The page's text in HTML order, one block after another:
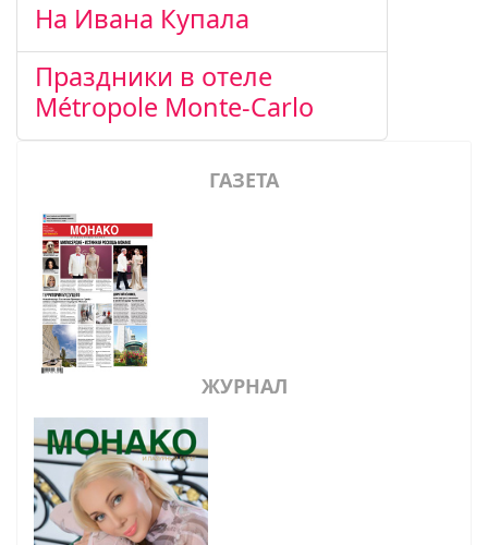
На Ивана Купала
Праздники в отеле
Métropole Monte-Carlo
ГАЗЕТА
ЖУРНАЛ